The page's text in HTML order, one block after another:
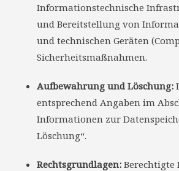
Informationstechnische
und Bereitstellung von
und technischen Geräten
Sicherheitsmaßnahmen.
Aufbewahrung und Löschung:
entsprechend Angaben im
Informationen zur
Löschung“.
Rechtsgrundlagen: Berechtigte